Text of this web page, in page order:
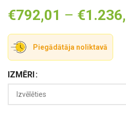
€792,01 – €
Piegādātāja noliktavā
IZMĒRI